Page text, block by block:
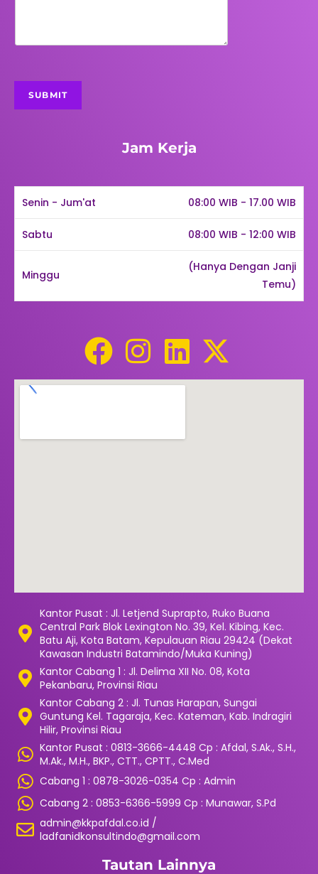
SUBMIT
Jam Kerja
Senin - Jum'at 08:00 WIB - 17.00 WIB
Sabtu 08:00 WIB - 12:00 WIB
Minggu
(Hanya Dengan Janji
Temu)
Kantor Pusat : Jl. Letjend Suprapto, Ruko Buana
Central Park Blok Lexington No. 39, Kel. Kibing, Kec.
Batu Aji, Kota Batam, Kepulauan Riau 29424 (Dekat
Kawasan Industri Batamindo/Muka Kuning)
Kantor Cabang 1 : Jl. Delima XII No. 08, Kota
Pekanbaru, Provinsi Riau
Kantor Cabang 2 : Jl. Tunas Harapan, Sungai
Guntung Kel. Tagaraja, Kec. Kateman, Kab. Indragiri
Hilir, Provinsi Riau
Kantor Pusat : 0813-3666-4448 Cp : Afdal, S.Ak., S.H.,
M.Ak., M.H., BKP., CTT., CPTT., C.Med
Cabang 1 : 0878-3026-0354 Cp : Admin
Cabang 2 : 0853-6366-5999 Cp : Munawar, S.Pd
admin@kkpafdal.co.id /
ladfanidkonsultindo@gmail.com
Tautan Lainnya